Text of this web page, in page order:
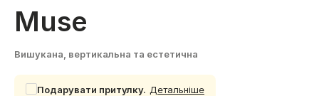
Muse
Вишукана, вертикальна та естетична
Подарувати притулку. Детальнiше